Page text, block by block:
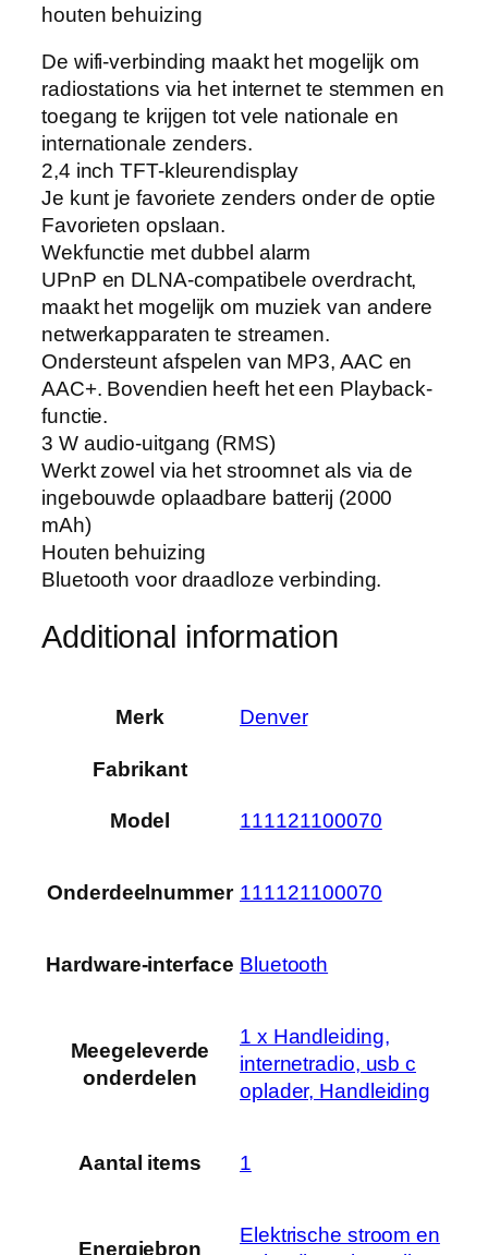
houten behuizing
De wifi-verbinding maakt het mogelijk om
radiostations via het internet te stemmen en
toegang te krijgen tot vele nationale en
internationale zenders.
2,4 inch TFT-kleurendisplay
Je kunt je favoriete zenders onder de optie
Favorieten opslaan.
Wekfunctie met dubbel alarm
UPnP en DLNA-compatibele overdracht,
maakt het mogelijk om muziek van andere
netwerkapparaten te streamen.
Ondersteunt afspelen van MP3, AAC en
AAC+. Bovendien heeft het een Playback-
functie.
3 W audio-uitgang (RMS)
Werkt zowel via het stroomnet als via de
ingebouwde oplaadbare batterij (2000
mAh)
Houten behuizing
Bluetooth voor draadloze verbinding.
Additional information
Merk ‎Denver
Fabrikant
Model ‎111121100070
Onderdeelnummer ‎111121100070
Hardware-interface ‎Bluetooth
Meegeleverde
onderdelen
‎1 x Handleiding,
internetradio, usb c
oplader, Handleiding
Aantal items ‎1
Energiebron
‎Elektrische stroom en